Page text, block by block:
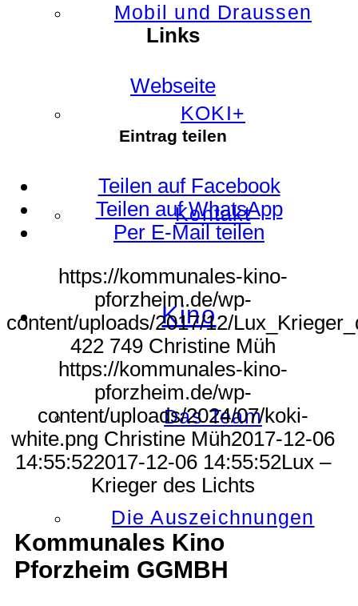
Mobil und Draussen
KOKI+
Kontakt
Kino
Das Team
Die Auszeichnungen
Links
Webseite
Eintrag teilen
Teilen auf Facebook
Teilen auf WhatsApp
Per E-Mail teilen
https://kommunales-kino-
pforzheim.de/wp-
content/uploads/2017/12/
422 749 Christine Müh
https://kommunales-kino-
pforzheim.de/wp-
content/uploads/2024/07/koki-
white.png Christine Müh2017-12-06
14:55:522017-12-06 14:55:52Lux –
Krieger des Lichts
Kommunales Kino
Pforzheim GGMBH